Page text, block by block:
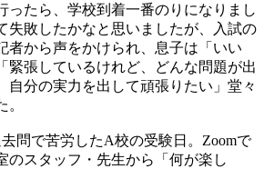
ったら、学校到着一番のりになりまし
失敗したかなと思いましたが、入試の
者から声をかけられ、息子は「いい
緊張しているけれど、どんな問題が出
自分の実力を出して頑張りたい」堂々
問で苦労したA校の受験日。Zoomで
のスタッフ・先生から「何が楽し